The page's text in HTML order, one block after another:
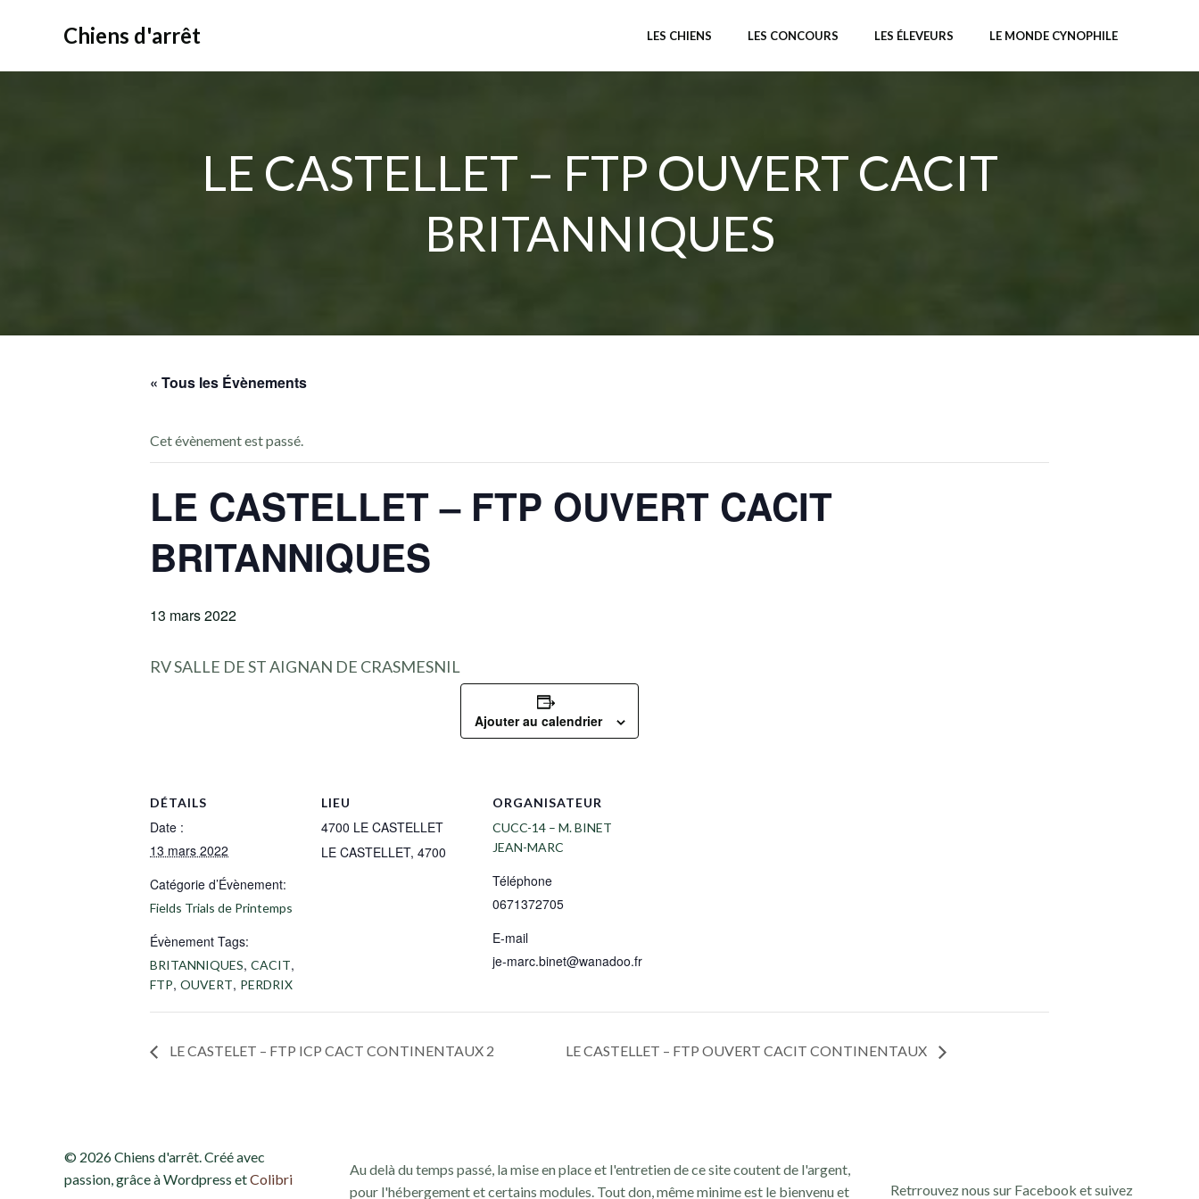
Chiens d'arrêt LES CHIENS LES CONCOURS LES ÉLEVEURS LE MONDE CYNOPHILE
LE CASTELLET – FTP OUVERT CACIT
BRITANNIQUES
« Tous les Évènements
Cet évènement est passé.
LE CASTELLET – FTP OUVERT CACIT
BRITANNIQUES
13 mars 2022
RV SALLE DE ST AIGNAN DE CRASMESNIL
Ajouter au calendrier
DÉTAILS
Date :
13 mars 2022
Catégorie d’Évènement:
Fields Trials de Printemps
Évènement Tags:
BRITANNIQUES, CACIT,
FTP, OUVERT, PERDRIX
LIEU
4700 LE CASTELLET
LE CASTELLET, 4700
ORGANISATEUR
CUCC-14 – M. BINET
JEAN-MARC
Téléphone
0671372705
E-mail
je-marc.binet@wanadoo.fr
LE CASTELET – FTP ICP CACT CONTINENTAUX 2 LE CASTELLET – FTP OUVERT CACIT CONTINENTAUX
© 2026 Chiens d'arrêt. Créé avec
passion, grâce à Wordpress etColibri
Au delà du temps passé, la mise en place et l'entretien de ce site coutent de l'argent,
pour l'hébergement et certains modules. Tout don, même minime est le bienvenu et
Retrrouvez nous sur Facebook et suivez